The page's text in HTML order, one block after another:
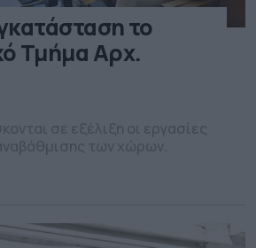
το
Τμήμα Αρχ.